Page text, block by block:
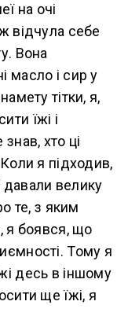
на очі
відчула себе
Вона
масло і сир у
тітки, я,
їжі і
хто ці
я підходив,
велику
те, з яким
я боявся, що
Тому я
десь в іншому
ще їжі, я